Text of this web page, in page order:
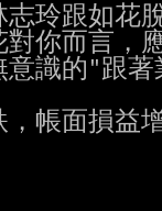
玲跟如花
你而言，
識的"跟著
帳面損益